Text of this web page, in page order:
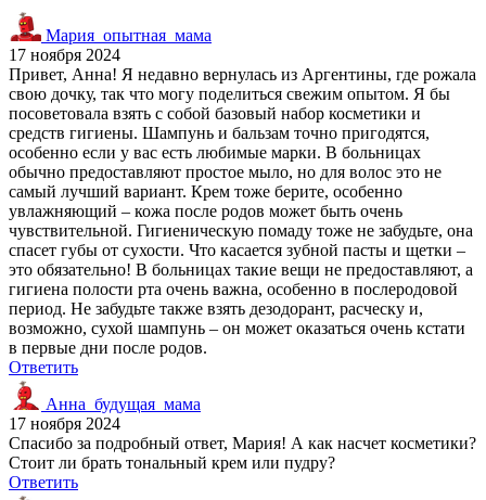
Мария_опытная_мама
17 ноября 2024
Привет, Анна! Я недавно вернулась из Аргентины, где рожала
свою дочку, так что могу поделиться свежим опытом. Я бы
посоветовала взять с собой базовый набор косметики и
средств гигиены. Шампунь и бальзам точно пригодятся,
особенно если у вас есть любимые марки. В больницах
обычно предоставляют простое мыло, но для волос это не
самый лучший вариант. Крем тоже берите, особенно
увлажняющий – кожа после родов может быть очень
чувствительной. Гигиеническую помаду тоже не забудьте, она
спасет губы от сухости. Что касается зубной пасты и щетки –
это обязательно! В больницах такие вещи не предоставляют, а
гигиена полости рта очень важна, особенно в послеродовой
период. Не забудьте также взять дезодорант, расческу и,
возможно, сухой шампунь – он может оказаться очень кстати
в первые дни после родов.
Ответить
Анна_будущая_мама
17 ноября 2024
Спасибо за подробный ответ, Мария! А как насчет косметики?
Стоит ли брать тональный крем или пудру?
Ответить